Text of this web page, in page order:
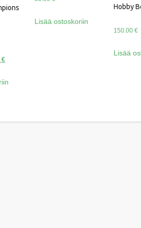
€Nykyinen
on:
Lisää ostoskoriin
Hobby
150.00€
Lisää